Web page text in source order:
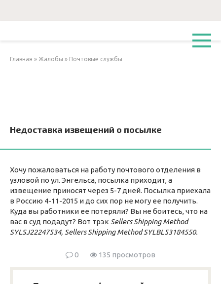
Главная » Жалобы » Почтовые службы
Недоставка извещений о посылке
Хочу пожаловаться на работу почтового отделения в
узловой по ул. Энгельса, посылка приходит, а
извещение приносят через 5-7 дней. Посылка приехала
в Россию 4-11-2015 и до сих пор не могу ее получить.
Куда вы работники ее потеряли? Вы не боитесь, что на
вас в суд подадут? Вот трэк Sellers Shipping Method
SYLSJ22247534, Sellers Shipping Method SYLBL53184550.
0 135 просмотров